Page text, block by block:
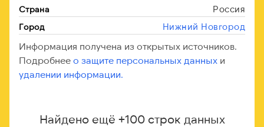
Страна Россия
Город Нижний Новгород
Информация получена из открытых источников.
Подробнее о защите персональных данных и
удалении информации.
Найдено ещё +100 строк данных